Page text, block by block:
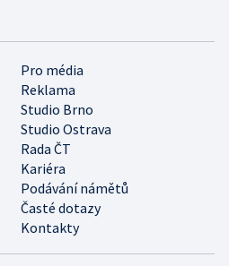
Pro média
Reklama
Studio Brno
Studio Ostrava
Rada ČT
Kariéra
Podávání námětů
Časté dotazy
Kontakty